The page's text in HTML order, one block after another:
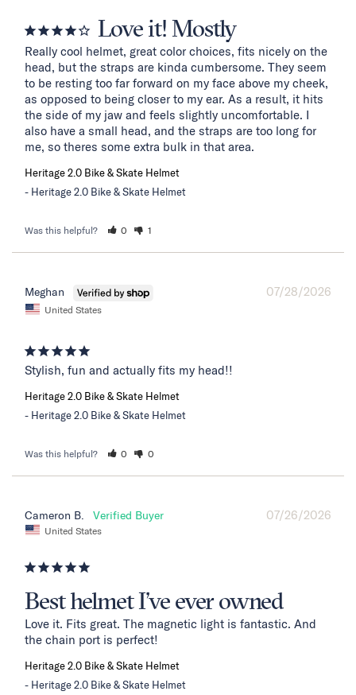
Love it! Mostly
Really cool helmet, great color choices, fits nicely on the
head, but the straps are kinda cumbersome. They seem
to be resting too far forward on my face above my cheek,
as opposed to being closer to my ear. As a result, it hits
the side of my jaw and feels slightly uncomfortable. I
also have a small head, and the straps are too long for
me, so theres some extra bulk in that area.
Heritage 2.0 Bike & Skate Helmet
Heritage 2.0 Bike & Skate Helmet
Was this helpful? 0 1
07/28/2026
Meghan
United States
Stylish, fun and actually fits my head!!
Heritage 2.0 Bike & Skate Helmet
Heritage 2.0 Bike & Skate Helmet
Was this helpful? 0 0
07/26/2026
Cameron B.
United States
Best helmet I’ve ever owned
Love it. Fits great. The magnetic light is fantastic. And
the chain port is perfect!
Heritage 2.0 Bike & Skate Helmet
Heritage 2.0 Bike & Skate Helmet